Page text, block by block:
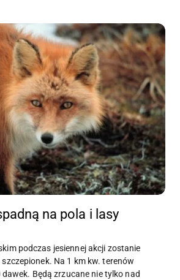
na pola i lasy
podczas jesiennej akcji zostanie
Na 1 km kw. terenów
Będą zrzucane nie tylko nad